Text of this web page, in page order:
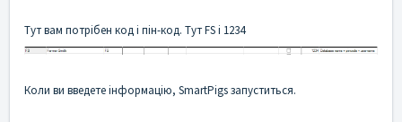
Тут вам потрібен код і пін-код. Тут FS і 1234
Коли ви введете інформацію, SmartPigs запуститься.